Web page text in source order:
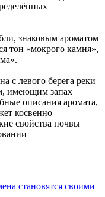
знаковым ароматом
тон «мокрого камня»,
с левого берега реки
имеющим запах
описания аромата,
косвенно
свойства почвы
становятся своими